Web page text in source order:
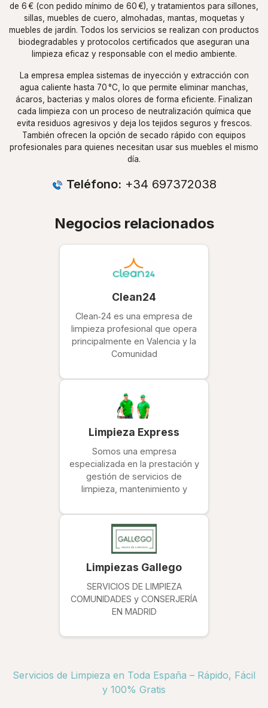
de 6 € (con pedido mínimo de 60 €), y tratamientos para sillones,
sillas, muebles de cuero, almohadas, mantas, moquetas y
muebles de jardín. Todos los servicios se realizan con productos
biodegradables y protocolos certificados que aseguran una
limpieza eficaz y responsable con el medio ambiente.
La empresa emplea sistemas de inyección y extracción con
agua caliente hasta 70 °C, lo que permite eliminar manchas,
ácaros, bacterias y malos olores de forma eficiente. Finalizan
cada limpieza con un proceso de neutralización química que
evita residuos agresivos y deja los tejidos seguros y frescos.
También ofrecen la opción de secado rápido con equipos
profesionales para quienes necesitan usar sus muebles el mismo
día.
Teléfono: +34 697372038
Negocios relacionados
Clean24
Clean‑24 es una empresa de
limpieza profesional que opera
principalmente en Valencia y la
Comunidad
Limpieza Express
Somos una empresa
especializada en la prestación y
gestión de servicios de
limpieza, mantenimiento y
Limpiezas Gallego
SERVICIOS DE LIMPIEZA
COMUNIDADES y CONSERJERÍA
EN MADRID
Servicios de Limpieza en Toda España – Rápido, Fácil
y 100% Gratis